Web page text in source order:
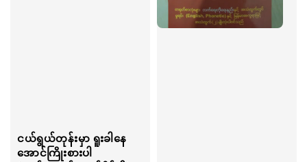
ငယ်ရွယ်တုန်းမှာ ရူးခါနေ
အောင်ကြိုးစားပါ